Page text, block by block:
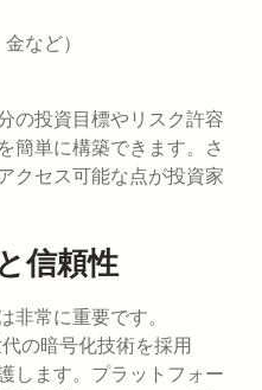
など）
の投資目標やリスク許容
簡単に構築できます。さ
クセス可能な点が投資家
信頼性
非常に重要です。
の暗号化技術を採用
します。プラットフォー